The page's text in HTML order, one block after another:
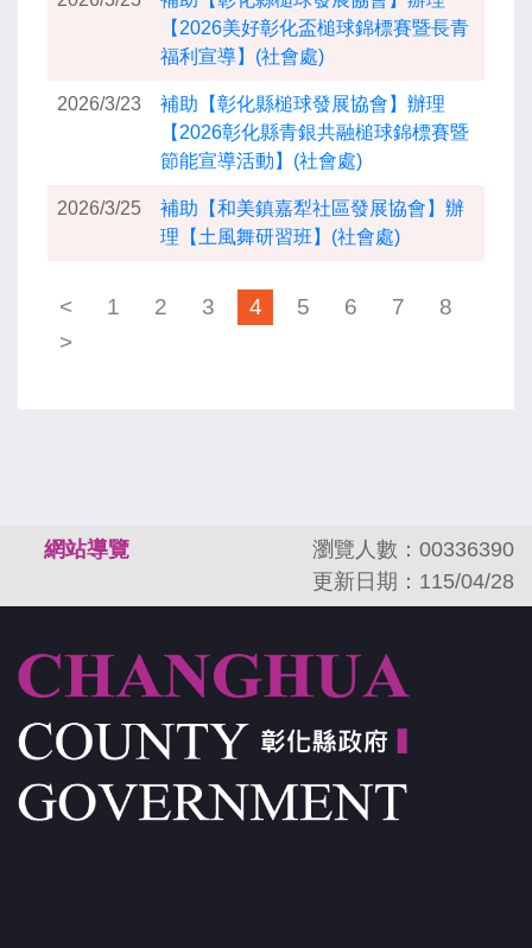
【2026美好彰化盃槌球錦標賽暨長青
福利宣導】(社會處)
2026/3/23
補助【彰化縣槌球發展協會】辦理
【2026彰化縣青銀共融槌球錦標賽暨
節能宣導活動】(社會處)
2026/3/25
補助【和美鎮嘉犁社區發展協會】辦
理【土風舞研習班】(社會處)
< 1 2 3 4 5 6 7
8
>
網站導覽
瀏覽人數：00336390
更新日期：115/04/28